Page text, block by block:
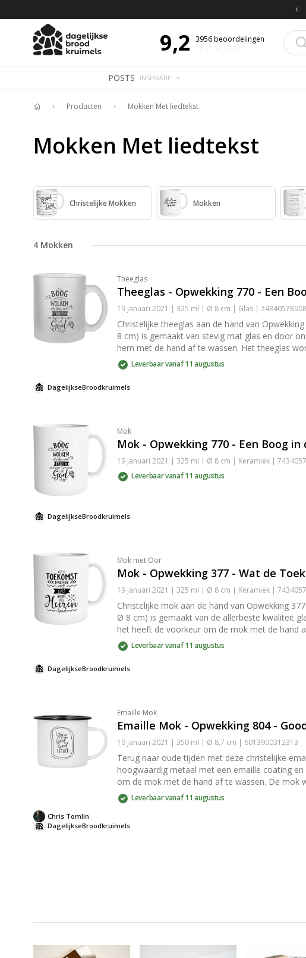
9,2 3956beoordelingen
POSTS INSPIRATIE
Producten Mokken Met liedtekst
Mokken Met liedtekst
Christelijke Mokken Mokken
4 Mokken
Theeglas
Theeglas - Opwekking 770 - Een
19 januari 2021 | 325 ml | Ø 8 cm | Glas |
Christelijke theeglas aan de hand van
8 cm) is gemaakt van stevig mat glas en door
hem met de hand af te wassen. Het theeglas
Het doosje is overigens ook handig als je de mok cadeau wilt doen. Mocht het theeglas toch beschadigd raken
nieuwe naar je op. Tip: Naast theeglazen bieden we ook [emaille mokken](/producten/christelijke-emaille-mokken) en [mokken van keramiek](/producten/christelijke-
mokken).
Leverbaar vanaf 11 augustus
DagelijkseBroodkruimels
Mok
Mok - Opwekking 770 - Een Boog in
19 januari 2021 | 325 ml | Ø 8 cm | Keramiek |
Leverbaar vanaf 11 augustus
DagelijkseBroodkruimels
Mok met Oor
Mok - Opwekking 377 - Wat de
19 januari 2021 | 325 ml | Ø 8 cm | Keramiek |
Christelijke mok aan de hand van Opwekking
Ø 8 cm) is gemaakt van de allerbeste kwaliteit
het heeft de voorkeur om de mok met de hand
hij veilig bij jou aankomt. Het doosje is overigens ook handig als je de mok cadeau wilt
kosteloos een nieuwe naar je op. Tip: Naast mokken met oor bieden we ook [emaille mokken](/producten/christelijke-emaille-mokken), [theeglazen]
(/producten/christelijke-theeglazen) en last but
Leverbaar vanaf 11 augustus
DagelijkseBroodkruimels
Emaille Mok
Emaille Mok - Opwekking 804 -
19 januari 2021 | 350 ml | Ø 8,7 cm | 6013900312313
Terug naar oude tijden met deze christelijke
hoogwaardig metaal met een emaille coating
om de mok met de hand af te wassen. De mok
doosje is overigens ook handig als je de mok cadeau wilt doen. Tip: Naast emaille mokken bieden we ook [theeglazen](/
van keramiek](/producten/christelijke-mokken).
Leverbaar vanaf 11 augustus
DagelijkseBroodkruimels
Chris Tomlin